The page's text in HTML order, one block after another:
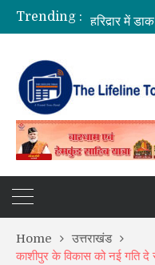
Trending :
Home
उत्तराखंड
काशीपुर के विकास को नई गति दे